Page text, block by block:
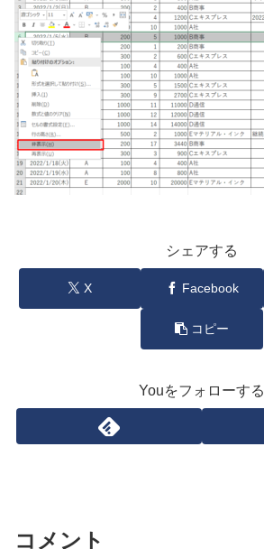
シェアする
X Facebook
コピー
Youをフォローする
コメント